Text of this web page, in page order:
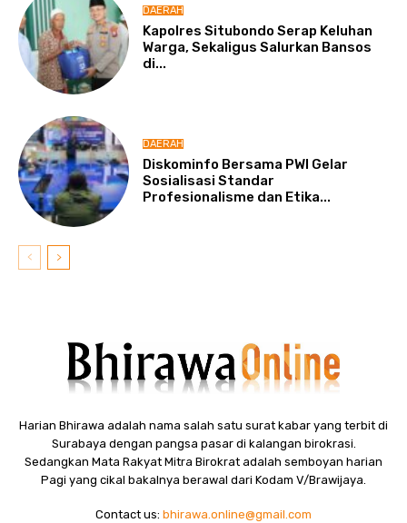
DAERAH
Kapolres Situbondo Serap Keluhan
Warga, Sekaligus Salurkan Bansos
di...
DAERAH
Diskominfo Bersama PWI Gelar
Sosialisasi Standar
Profesionalisme dan Etika...
Harian Bhirawa adalah nama salah satu surat kabar yang terbit di
Surabaya dengan pangsa pasar di kalangan birokrasi.
Sedangkan Mata Rakyat Mitra Birokrat adalah semboyan harian
Pagi yang cikal bakalnya berawal dari Kodam V/Brawijaya.
Contact us: bhirawa.online@gmail.com